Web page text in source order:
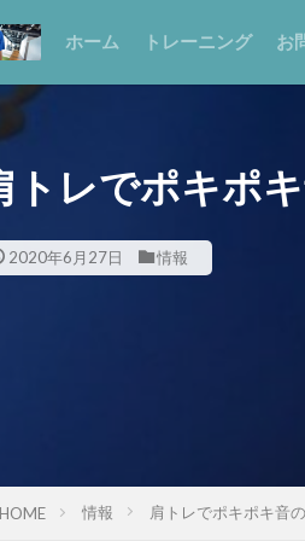
ホーム トレーニング お
トレでポキポ
2020年6月27日 情報
HOME 情報 肩トレでポキポキ音